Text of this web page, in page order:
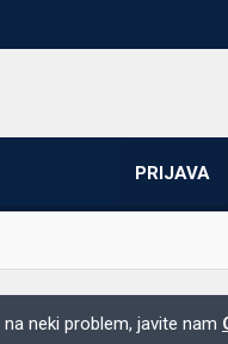
PRIJAVA
neki problem, javite nam